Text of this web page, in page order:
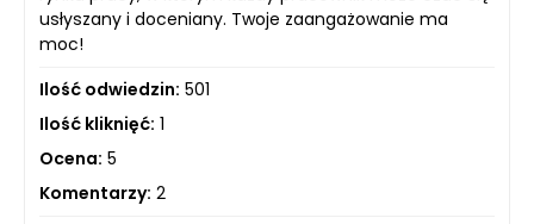
usłyszany i doceniany. Twoje zaangażowanie ma
moc!
Ilość odwiedzin: 501
Ilość kliknięć: 1
Ocena: 5
Komentarzy: 2